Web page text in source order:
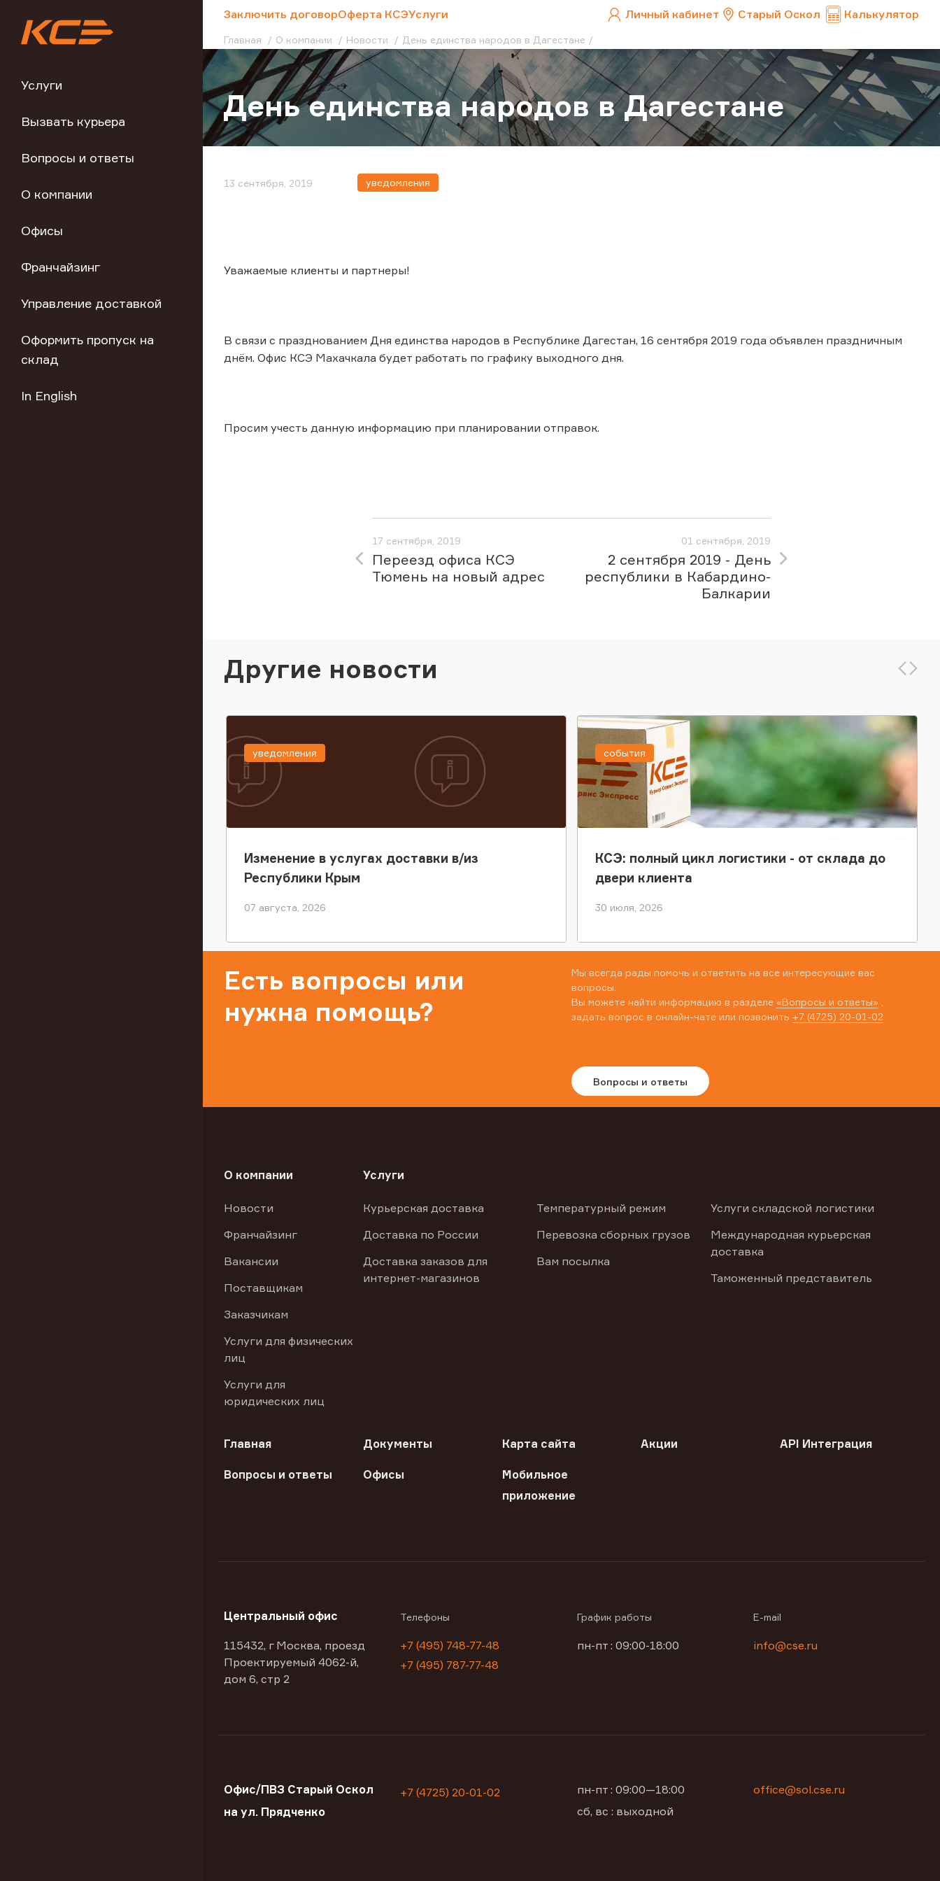
Услуги
Вызвать курьера
Вопросы и ответы
О компании
Офисы
Франчайзинг
Управление доставкой
Оформить пропуск на
склад
In English
Заключить договорОферта КСЭУслуги Личный кабинет Старый Оскол Калькулятор
Главная О компании Новости День единства народов в Дагестане
День единства народов в Дагестане
13 сентября, 2019 уведомления
Уважаемые клиенты и партнеры!
В связи с празднованием Дня единства народов в Республике Дагестан, 16 сентября 2019 года объявлен праздничным
днём. Офис КСЭ Махачкала будет работать по графику выходного дня.
Просим учесть данную информацию при планировании отправок.
17 сентября, 2019
Переезд офиса КСЭ
Тюмень на новый адрес
01 сентября, 2019
2 сентября 2019 - День
республики в Кабардино-
Балкарии
Другие новости
Изменение в услугах доставки в/из
Республики Крым
07 августа, 2026
уведомления
КСЭ: полный цикл логистики - от склада до
двери клиента
30 июля, 2026
события
Есть вопросы или
нужна помощь?
Мы всегда рады помочь и ответить на все интересующие вас
вопросы.
Вы можете найти информацию в разделе «Вопросы и ответы»
задать вопрос в онлайн-чате или позвонить +7 (4725) 20-01-02
Вопросы и ответы
О компании
Новости
Франчайзинг
Вакансии
Поставщикам
Заказчикам
Услуги для физических
лиц
Услуги для
юридических лиц
Услуги
Курьерская доставка
Доставка по России
Доставка заказов для
интернет-магазинов
Температурный режим
Перевозка сборных грузов
Вам посылка
Услуги складской логистики
Международная курьерская
доставка
Таможенный представитель
Главная Документы Карта сайта Акции API Интеграция
Вопросы и ответы Офисы
Мобильное
приложение
Центральный офис
115432, г Москва, проезд
Проектируемый 4062-й,
дом 6, стр 2
Телефоны
+7 (495) 748-77-48
+7 (495) 787-77-48
График работы
пн-пт : 09:00-18:00
E-mail
info@cse.ru
Офис/ПВЗ Старый Оскол
на ул. Прядченко
+7 (4725) 20-01-02
пн-пт : 09:00—18:00
сб, вс : выходной
office@sol.cse.ru